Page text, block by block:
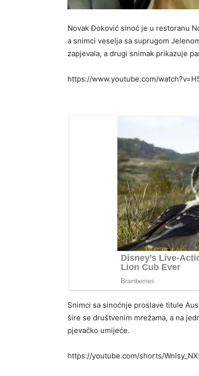
Novak Đoković sinoć je u restoranu
a snimci veselja sa suprugom
zapjevala, a drugi snimak prikazuje
https://www.youtube.com/
Snimci sa sinoćnje proslave titule
šire se društvenim mrežama, a na
pjevačko umijeće.
https://youtube.com/shorts/